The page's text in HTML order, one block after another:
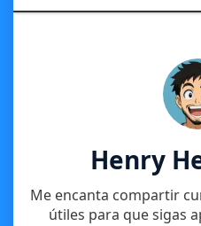
Henry
Me encanta compartir
útiles para que sigas